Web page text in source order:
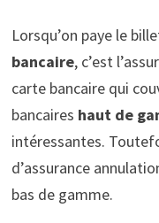
Lorsqu’on paye le
bancaire, c’est
carte bancaire qui
bancaires haut de
intéressantes.
d’assurance
bas de gamme.